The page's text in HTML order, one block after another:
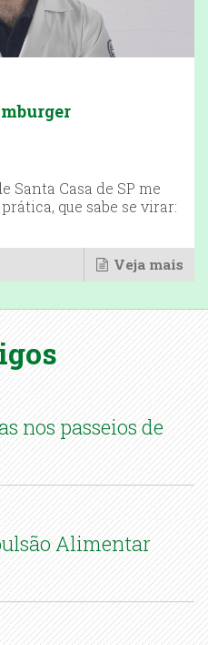
Santa Casa de SP me
que sabe se virar:
Veja mais
nos passeios de
Alimentar